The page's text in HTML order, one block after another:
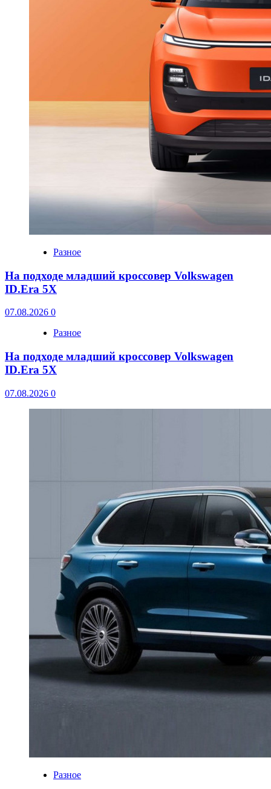
Разное
На подходе младший кроссовер Volkswagen
ID.Era 5X
07.08.2026 0
Разное
На подходе младший кроссовер Volkswagen
ID.Era 5X
07.08.2026 0
Разное